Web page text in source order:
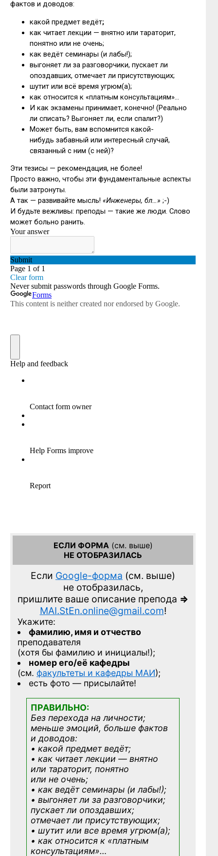
ЕСЛИ ФОРМА(см. выше)
НЕ ОТОБРАЗИЛАСЬ
Если Google-форма (см. выше)
не отобразилась,
пришлите ваше описание препода =>
MAI.StEn.online@gmail.com!
Укажите:
фамилию, имя и отчество
преподавателя
(хотя бы фамилию и инициалы!);
номер его/её кафедры
(см. факультеты и кафедры МАИ);
есть фото — присылайте!
ПРАВИЛЬНО:
Без перехода на личности;
меньше эмоций, больше фактов
и доводов:
• какой предмет ведёт;
• как читает лекции — внятно
или тараторит, понятно
или не очень;
• как ведёт семинары (и лабы!);
• выгоняет ли за разговорчики;
пускает ли опоздавших;
отмечает ли присутствующих;
• шутит или все время угрюм(а);
• как относится к «платным
консультациям»…